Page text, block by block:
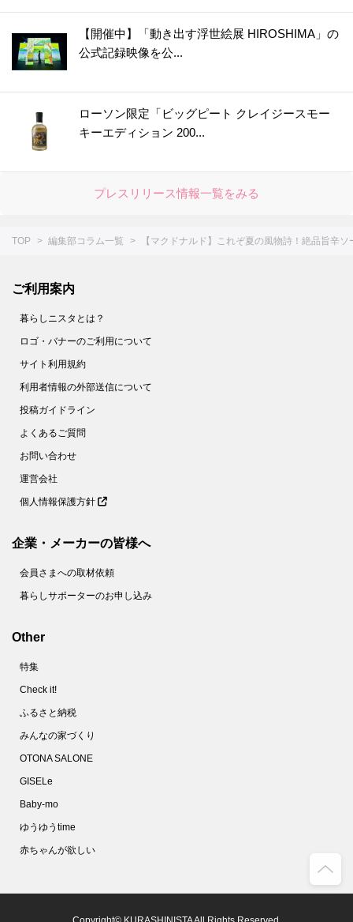
【開催中】「動き出す浮世絵展 HIROSHIMA」の
公式記録映像を公...
ローソン限定「ビッグピート クレイジースモー
キーエディション 200...
プレスリリース情報一覧をみる
TOP 編集部コラム一覧 【マクドナルド】これぞ夏の風物詩！絶品旨辛
ご利用案内
暮らしニスタとは？
ロゴ・バナーのご利用について
サイト利用規約
利用者情報の外部送信について
投稿ガイドライン
よくあるご質問
お問い合わせ
運営会社
個人情報保護方針
企業・メーカーの皆様へ
会員さまへの取材依頼
暮らしサポーターのお申し込み
Other
特集
Check it!
ふるさと納税
みんなの家づくり
OTONA SALONE
GISELe
Baby-mo
ゆうゆうtime
赤ちゃんが欲しい